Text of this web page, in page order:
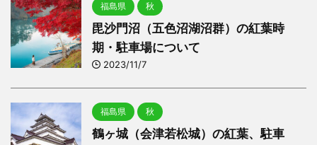
福島県 秋
毘沙門沼（五色沼湖沼群）の紅葉時
期・駐車場について
2023/11/7
福島県 秋
鶴ヶ城（会津若松城）の紅葉、駐車